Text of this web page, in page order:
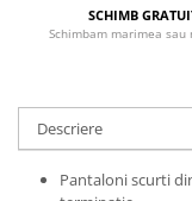
SCHIMB
Schimbam marimea sau
Descriere
Pantaloni scurti